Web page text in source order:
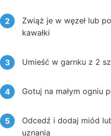
Zwiąż je w węzeł lub
kawałki
Umieść w garnku z 2
Gotuj na małym ogniu
Odcedź i dodaj miód
uznania